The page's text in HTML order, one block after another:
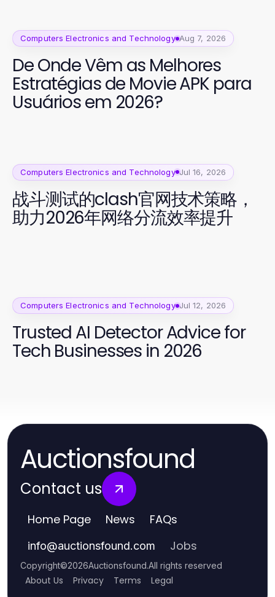
Computers Electronics and Technology Aug 7, 2026
De Onde Vêm as Melhores
Estratégias de Movie APK para
Usuários em 2026?
Computers Electronics and Technology Jul 16, 2026
战斗测试的clash官网技术策略，
助力2026年网络分流效率提升
Computers Electronics and Technology Jul 12, 2026
Trusted AI Detector Advice for
Tech Businesses in 2026
Auctionsfound
Contact us
Home Page News FAQs
info@auctionsfound.com Jobs
Copyright©2026Auctionsfound.All rights reserved
About Us Privacy Terms Legal